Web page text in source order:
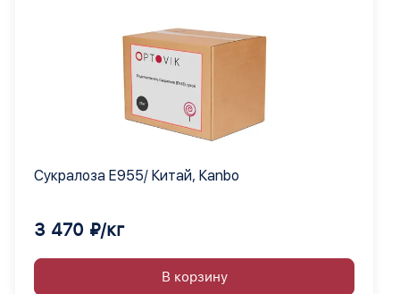
Сукралоза Е955/ Китай, Кanbo
3 470 ₽/кг
В корзину